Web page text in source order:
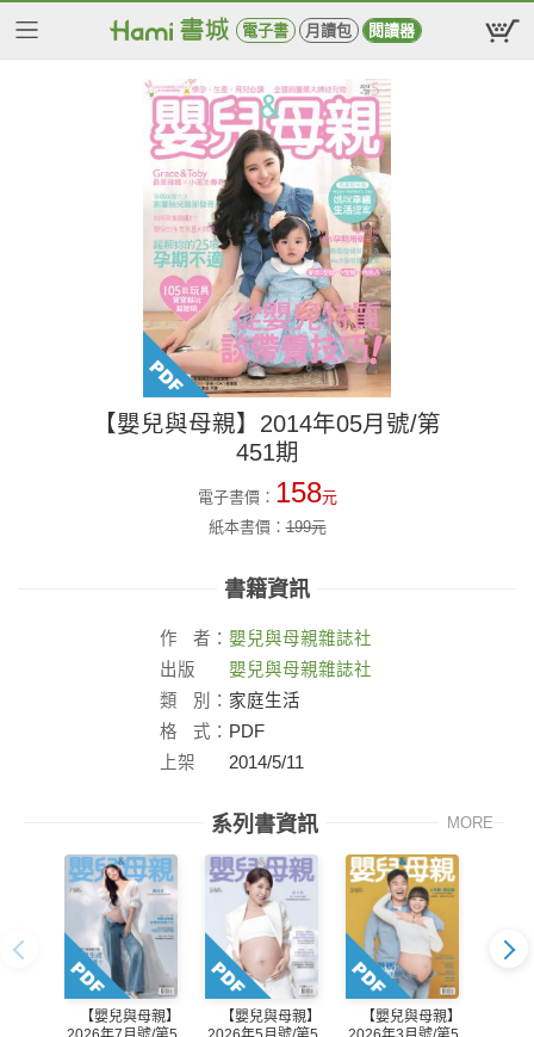
電子書 月讀包 閱讀器
【嬰兒與母親】2014年05月號/第
451期
電子書價： 158元
紙本書價：199元
書籍資訊
作 者： 嬰兒與母親雜誌社
出版
社：
嬰兒與母親雜誌社
類
別： 家庭生活
格
式： PDF
上架
2014/5/11
系列書資訊 MORE
【嬰兒與母親】
【嬰兒與母親】
【嬰兒與母親】